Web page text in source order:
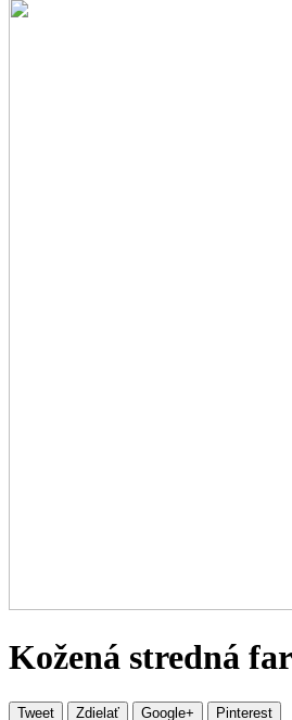
Kožená stredná
Tweet Zdielať Google+ Pinterest